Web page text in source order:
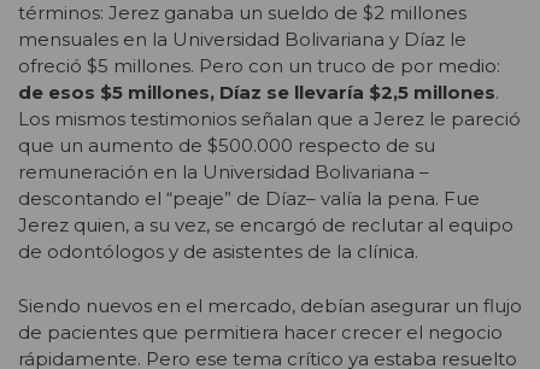
términos: Jerez ganaba un sueldo de $2 millones
mensuales en la Universidad Bolivariana y Díaz le
ofreció $5 millones. Pero con un truco de por medio:
de esos $5 millones, Díaz se llevaría $2,5 millones.
Los mismos testimonios señalan que a Jerez le pareció
que un aumento de $500.000 respecto de su
remuneración en la Universidad Bolivariana –
descontando el “peaje” de Díaz– valía la pena. Fue
Jerez quien, a su vez, se encargó de reclutar al equipo
de odontólogos y de asistentes de la clínica.
Siendo nuevos en el mercado, debían asegurar un flujo
de pacientes que permitiera hacer crecer el negocio
rápidamente. Pero ese tema crítico ya estaba resuelto